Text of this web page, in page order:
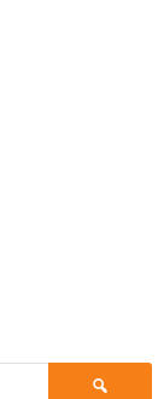
Rechercher :